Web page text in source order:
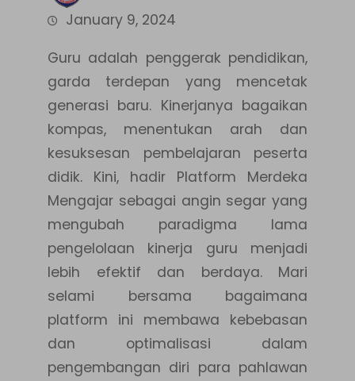
January 9, 2024
Guru adalah penggerak pendidikan,
garda terdepan yang mencetak
generasi baru. Kinerjanya bagaikan
kompas, menentukan arah dan
kesuksesan pembelajaran peserta
didik. Kini, hadir Platform Merdeka
Mengajar sebagai angin segar yang
mengubah paradigma lama
pengelolaan kinerja guru menjadi
lebih efektif dan berdaya. Mari
selami bersama bagaimana
platform ini membawa kebebasan
dan optimalisasi dalam
pengembangan diri para pahlawan